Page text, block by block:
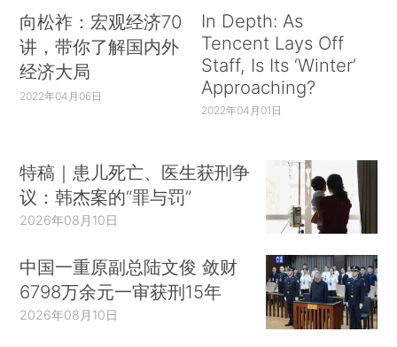
向松祚：宏观经济70
讲，带你了解国内外
经济大局
2022年04月06日
In Depth: As
Tencent Lays Off
Staff, Is Its ‘Winter’
Approaching?
2022年04月01日
特稿｜患儿死亡、医生获刑争
议：韩杰案的“罪与罚”
2026年08月10日
中国一重原副总陆文俊 敛财
6798万余元一审获刑15年
2026年08月10日